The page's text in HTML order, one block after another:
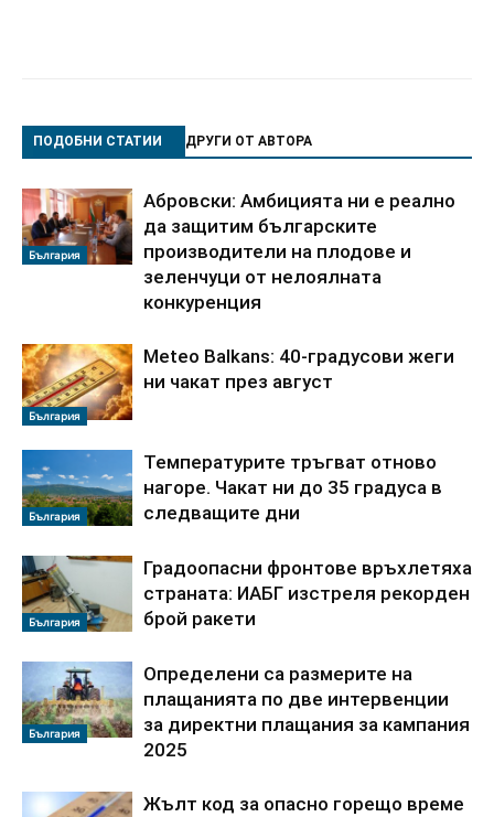
ПОДОБНИ СТАТИИ ДРУГИ ОТ АВТОРА
България
Абровски: Амбицията ни е реално
да защитим българските
производители на плодове и
зеленчуци от нелоялната
конкуренция
България
Meteo Balkans: 40-градусови жеги
ни чакат през август
България
Температурите тръгват отново
нагоре. Чакат ни до 35 градуса в
следващите дни
България
Градоопасни фронтове връхлетяха
страната: ИАБГ изстреля рекорден
брой ракети
България
Определени са размерите на
плащанията по две интервенции
за директни плащания за кампания
2025
Жълт код за опасно горещо време